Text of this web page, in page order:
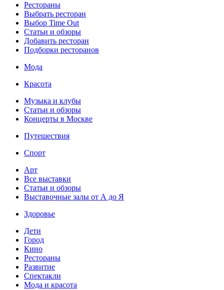
Рестораны
Выбрать ресторан
Выбор Time Out
Статьи и обзоры
Добавить ресторан
Подборки ресторанов
Мода
Красота
Музыка и клубы
Статьи и обзоры
Концерты в Москве
Путешествия
Спорт
Арт
Все выставки
Статьи и обзоры
Выставочные залы от А до Я
Здоровье
Дети
Город
Кино
Рестораны
Развитие
Спектакли
Мода и красота